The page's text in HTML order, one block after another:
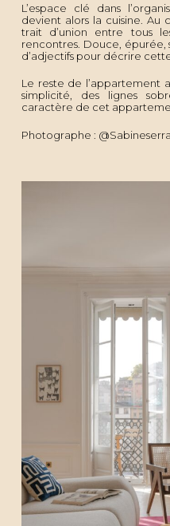
L’espace clé dans
devient alors la cuisine.
trait d’union entre tous
rencontres. Douce,
d’adjectifs pour décrire
Le reste de l’appartement
simplicité, des lignes
caractère de cet
Photographe :